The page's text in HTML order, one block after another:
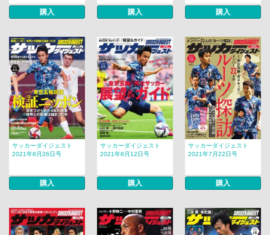
購入 購入 購入
サッカーダイジェスト
2021年8月26日号
購入
サッカーダイジェスト
2021年8月12日号
購入
サッカーダイジェスト
2021年7月22日号
購入